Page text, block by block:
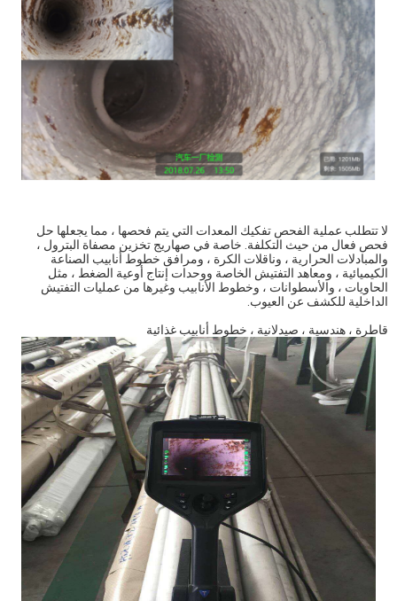
لا تتطلب عملية الفحص تفكيك المعدات التي يتم فحصها ، مما يجعلها حل
فحص فعال من حيث التكلفة. خاصة في صهاريج تخزين مصفاة البترول ،
والمبادلات الحرارية ، وناقلات الكرة ، ومرافق خطوط أنابيب الصناعة
الكيميائية ، ومعاهد التفتيش الخاصة ووحدات إنتاج أوعية الضغط ، مثل
الحاويات ، والأسطوانات ، وخطوط الأنابيب وغيرها من عمليات التفتيش
الداخلية للكشف عن العيوب.
قاطرة ، هندسية ، صيدلانية ، خطوط أنابيب غذائية